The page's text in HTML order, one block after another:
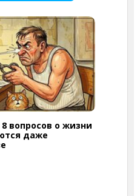
вопросов о жизни
даже